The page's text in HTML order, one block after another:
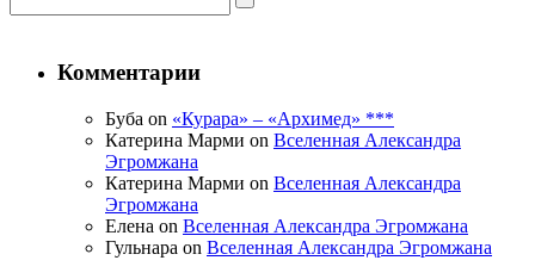
Комментарии
Буба on «Курара» – «Архимед» ***
Катерина Марми on Вселенная Александра
Эгромжана
Катерина Марми on Вселенная Александра
Эгромжана
Елена on Вселенная Александра Эгромжана
Гульнара on Вселенная Александра Эгромжана